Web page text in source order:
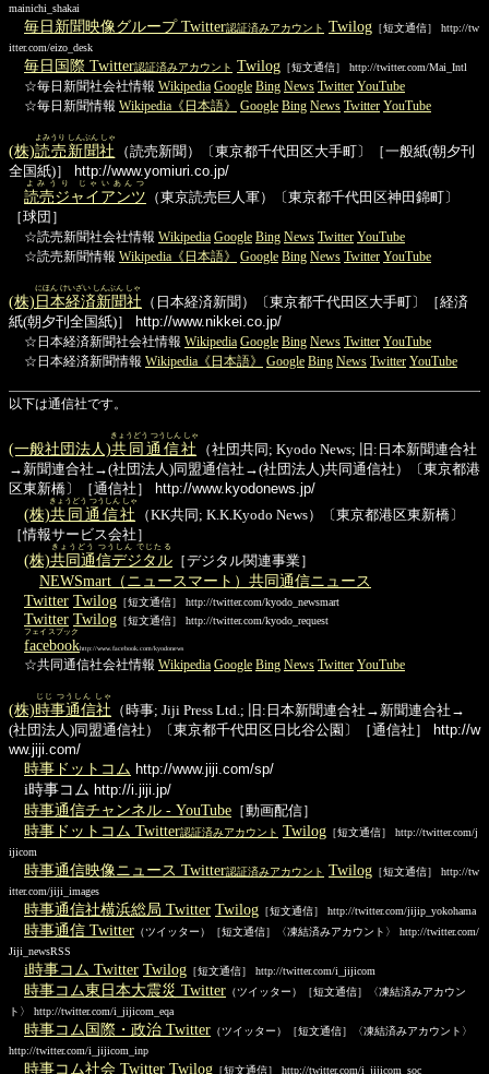
mainichi_shakai
毎日新聞映像グループ Twitter認証済みアカウント Twilog ［短文通信］ http://tw
itter.com/eizo_desk
毎日国際 Twitter認証済みアカウント Twilog ［短文通信］ http://twitter.com/Mai_Intl
☆毎日新聞社会社情報 Wikipedia Google Bing News Twitter YouTube
☆毎日新聞情報 Wikipedia《日本語》 Google Bing News Twitter YouTube
(株)読売新聞社
よみうり しんぶん しゃ
（読売新聞）〔東京都千代田区大手町〕［一般紙(朝夕刊
全国紙)］
http://www.yomiuri.co.jp/
読売ジャイアンツ
よみうり じゃいあんつ
（東京読売巨人軍）〔東京都千代田区神田錦町〕
［球団］
☆読売新聞社会社情報 Wikipedia Google Bing News Twitter YouTube
☆読売新聞情報 Wikipedia《日本語》 Google Bing News Twitter YouTube
(株)日本経済新聞社
にほん けいざい しんぶん しゃ
（日本経済新聞）〔東京都千代田区大手町〕［経済
紙(朝夕刊全国紙)］
http://www.nikkei.co.jp/
☆日本経済新聞社会社情報 Wikipedia Google Bing News Twitter YouTube
☆日本経済新聞情報 Wikipedia《日本語》 Google Bing News Twitter YouTube
以下は通信社です。
(一般社団法人)共同通信社
きょうどう つうしん しゃ
（社団共同; Kyodo News; 旧:日本新聞連合社
→新聞連合社→(社団法人)同盟通信社→(社団法人)共同通信社）〔東京都港
区東新橋〕［通信社］
http://www.kyodonews.jp/
(株)共同通信社
きょうどう つうしん しゃ
（KK共同; K.K.Kyodo News）〔東京都港区東新橋〕
［情報サービス会社］
(株)共同通信デジタル
きょうどう つうしん でじたる
［デジタル関連事業］
NEWSmart（ニュースマート）共同通信ニュース
Twitter Twilog ［短文通信］ http://twitter.com/kyodo_newsmart
Twitter Twilog ［短文通信］ http://twitter.com/kyodo_request
facebook
フェイスブック
http://www.facebook.com/kyodonews
☆共同通信社会社情報 Wikipedia Google Bing News Twitter YouTube
(株)時事通信社
じじ つうしん しゃ
（時事; Jiji Press Ltd.; 旧:日本新聞連合社→新聞連合社→
(社団法人)同盟通信社）〔東京都千代田区日比谷公園〕［通信社］
http://w
ww.jiji.com/
時事ドットコム http://www.jiji.com/sp/
i時事コム http://i.jiji.jp/
時事通信チャンネル - YouTube ［動画配信］
時事ドットコム Twitter認証済みアカウント Twilog ［短文通信］ http://twitter.com/j
ijicom
時事通信映像ニュース Twitter認証済みアカウント Twilog ［短文通信］ http://tw
itter.com/jiji_images
時事通信社横浜総局 Twitter Twilog ［短文通信］ http://twitter.com/jijip_yokohama
時事通信 Twitter （ツイッター）［短文通信］〈凍結済みアカウント〉 http://twitter.com/
Jiji_newsRSS
i時事コム Twitter Twilog ［短文通信］ http://twitter.com/i_jijicom
時事コム東日本大震災 Twitter （ツイッター）［短文通信］〈凍結済みアカウン
ト〉 http://twitter.com/i_jijicom_eqa
時事コム国際・政治 Twitter （ツイッター）［短文通信］〈凍結済みアカウント〉
http://twitter.com/i_jijicom_inp
時事コム社会 Twitter Twilog ［短文通信］ http://twitter.com/i_jijicom_soc